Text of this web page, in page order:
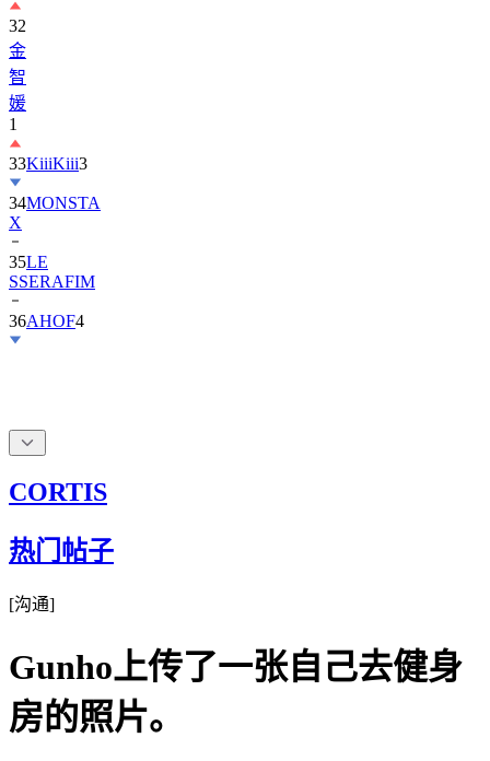
32
金
智
媛
1
33KiiiKiii3
34MONSTA
X
35LE
SSERAFIM
36AHOF4
CORTIS
热门帖子
[沟通]
Gunho上传了一张自己去健身
房的照片。